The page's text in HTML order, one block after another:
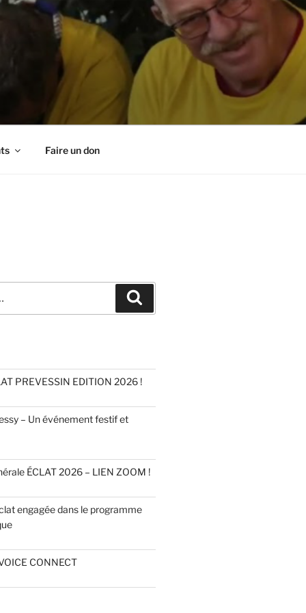
Faire un don
PREVESSIN EDITION 2026 !
– Un événement festif et
ÉCLAT 2026 – LIEN ZOOM !
engagée dans le programme
CONNECT